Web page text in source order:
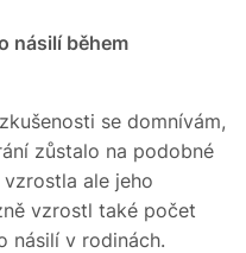
násilí během
se domnívám,
zůstalo na podobné
ale jeho
vzrostl také počet
násilí v rodinách.